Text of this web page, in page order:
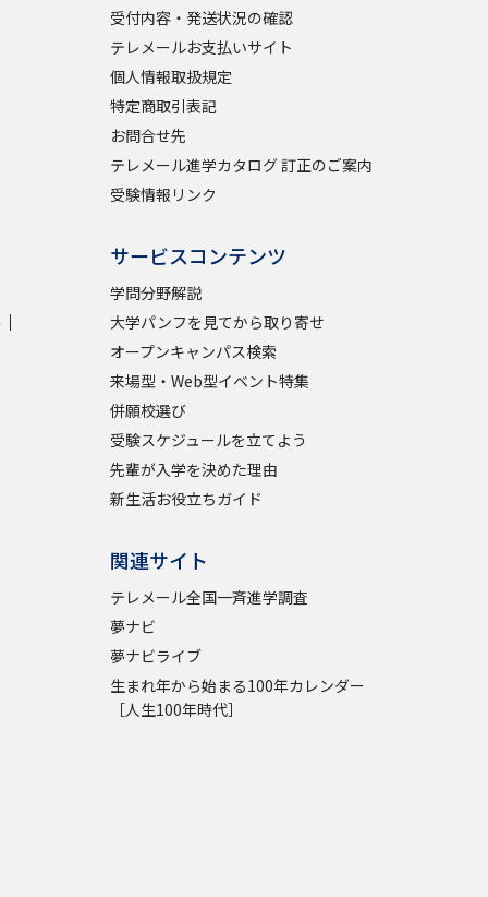
受付内容・発送状況の確認
テレメールお支払いサイト
個人情報取扱規定
特定商取引表記
お問合せ先
テレメール進学カタログ 訂正のご案内
受験情報リンク
サービスコンテンツ
学問分野解説
大学パンフを見てから取り寄せ
オープンキャンパス検索
来場型・Web型イベント特集
併願校選び
受験スケジュールを立てよう
先輩が入学を決めた理由
新生活お役立ちガイド
関連サイト
テレメール全国一斉進学調査
夢ナビ
夢ナビライブ
生まれ年から始まる100年カレンダー
［人生100年時代］